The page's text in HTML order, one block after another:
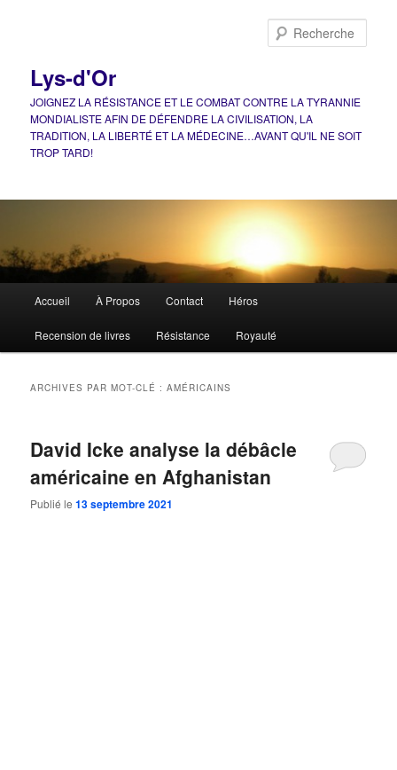
Lys-d'Or
JOIGNEZ LA RÉSISTANCE ET LE COMBAT CONTRE LA TYRANNIE
MONDIALISTE AFIN DE DÉFENDRE LA CIVILISATION, LA
TRADITION, LA LIBERTÉ ET LA MÉDECINE…AVANT QU'IL NE SOIT
TROP TARD!
principal
Accueil À Propos Contact Héros
Recension de livres Résistance Royauté
ARCHIVES PAR MOT-CLÉ :AMÉRICAINS
David Icke analyse la débâcle
américaine en Afghanistan
Publié le13 septembre 2021